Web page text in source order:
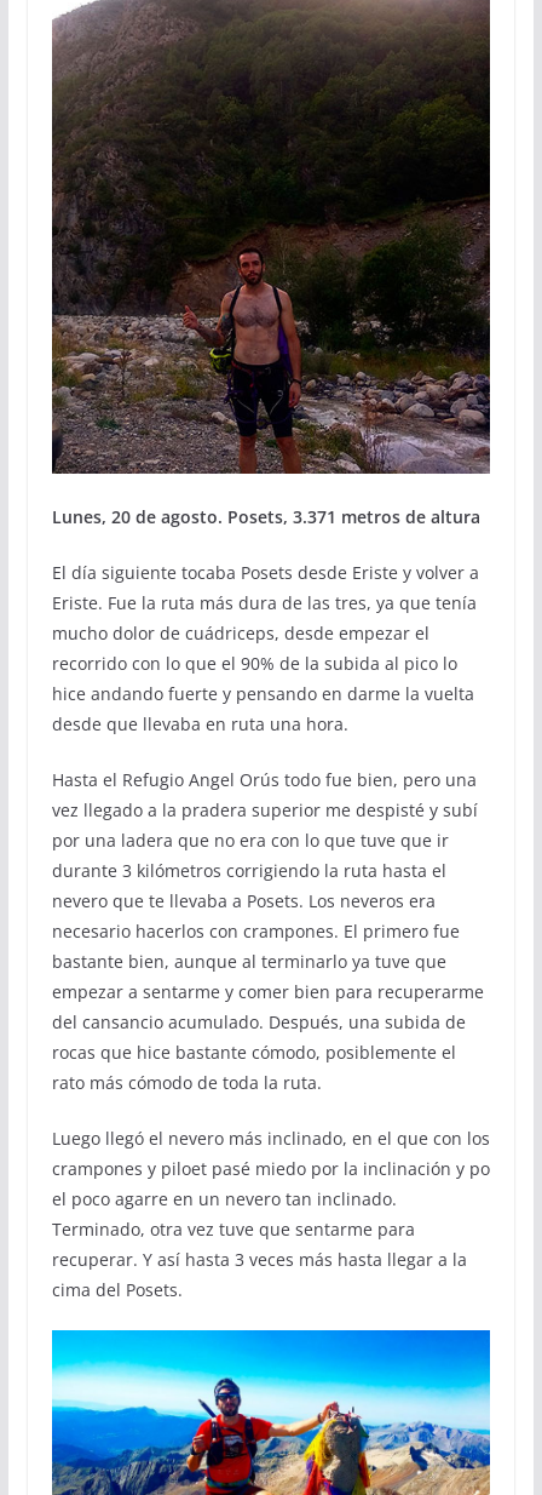
Lunes, 20 de agosto. Posets, 3.371 metros de altura
El día siguiente tocaba Posets desde Eriste y volver a
Eriste. Fue la ruta más dura de las tres, ya que tenía
mucho dolor de cuádriceps, desde empezar el
recorrido con lo que el 90% de la subida al pico lo
hice andando fuerte y pensando en darme la vuelta
desde que llevaba en ruta una hora.
Hasta el Refugio Angel Orús todo fue bien, pero una
vez llegado a la pradera superior me despisté y subí
por una ladera que no era con lo que tuve que ir
durante 3 kilómetros corrigiendo la ruta hasta el
nevero que te llevaba a Posets. Los neveros era
necesario hacerlos con crampones. El primero fue
bastante bien, aunque al terminarlo ya tuve que
empezar a sentarme y comer bien para recuperarme
del cansancio acumulado. Después, una subida de
rocas que hice bastante cómodo, posiblemente el
rato más cómodo de toda la ruta.
Luego llegó el nevero más inclinado, en el que con los
crampones y piloet pasé miedo por la inclinación y po
el poco agarre en un nevero tan inclinado.
Terminado, otra vez tuve que sentarme para
recuperar. Y así hasta 3 veces más hasta llegar a la
cima del Posets.